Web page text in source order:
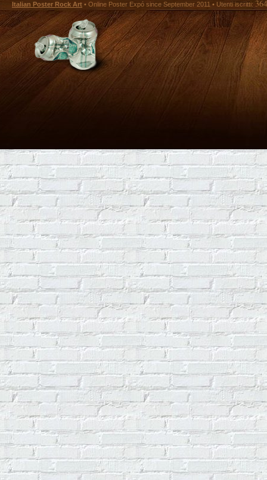
Italian Poster Rock Art • Online Poster Expó since September 2011 • Utenti iscritti: 364